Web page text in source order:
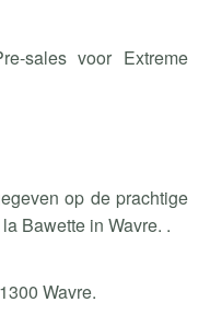
sales voor Extreme
op de prachtige
Bawette in Wavre. .
Wavre.